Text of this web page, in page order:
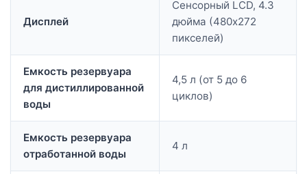
Дисплей
Сенсорный LCD, 4.3
дюйма (480х272
пикселей)
Емкость резервуара
для дистиллированной
воды
4,5 л (от 5 до 6
циклов)
Емкость резервуара
отработанной воды
4 л